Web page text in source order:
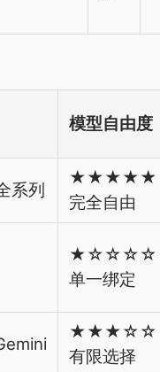
模型自由度
系列
★★★★★
完全自由
★☆☆☆☆
单一绑定
★★★☆☆
有限选择